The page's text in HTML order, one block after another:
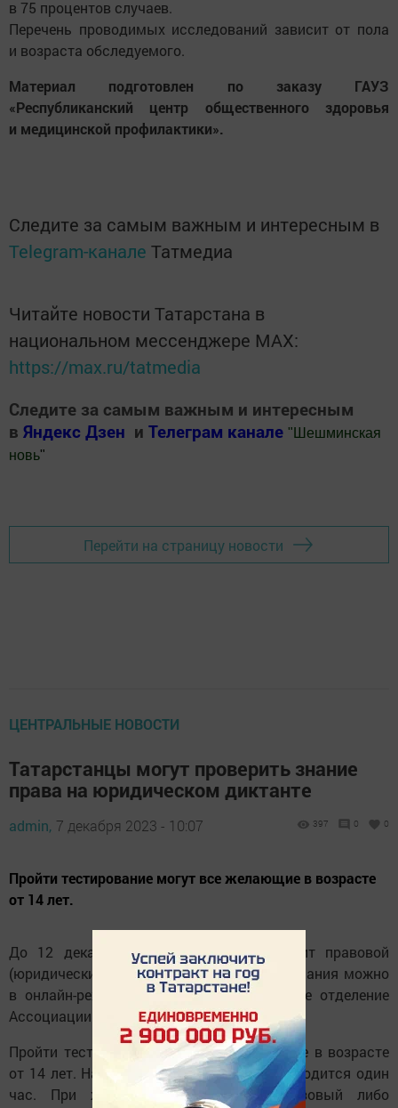
в 75 процентов случаев.
Перечень проводимых исследований зависит от пола
и возраста обследуемого.
Материал подготовлен по заказу ГАУЗ
«Республиканский центр общественного здоровья
и медицинской профилактики».
Следите за самым важным и интересным в
Telegram-канале Татмедиа
Читайте новости Татарстана в
национальном мессенджере MАХ:
https://max.ru/tatmedia
Следите за самым важным и интересным
в Яндекс Дзен и Телеграм канале " Шешминская
новь"
Перейти на страницу новости
ЦЕНТРАЛЬНЫЕ НОВОСТИ
Татарстанцы могут проверить знание
права на юридическом диктанте
admin, 7 декабря 2023 - 10:07 397 0 0
Пройти тестирование могут все желающие в возрасте
от 14 лет.
До 12 декабря по всей стране проходит правовой
(юридический) диктант. Проверить свои знания можно
в онлайн-режиме, сообщает татарстанское отделение
Ассоциации юристов России.
Пройти тестирование могут все желающие в возрасте
от 14 лет. На решение 40 вопросов им отводится один
час. При желании можно пройти базовый либо